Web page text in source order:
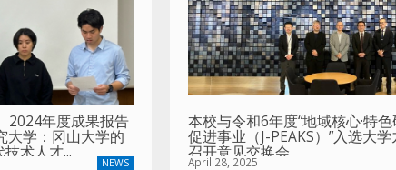
2024年度成果报告
大学：冈山大学的
术人才...
NEWS
本校与令和6年度“地域核心·特
促进事业（J-PEAKS）”入选大
召开意见交换会
April 28, 2025